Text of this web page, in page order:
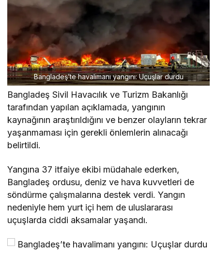
Bangladeş’te havalimanı yangını: Uçuşlar durdu
Bangladeş Sivil Havacılık ve Turizm Bakanlığı
tarafından yapılan açıklamada, yangının
kaynağının araştırıldığını ve benzer olayların tekrar
yaşanmaması için gerekli önlemlerin alınacağı
belirtildi.
Yangına 37 itfaiye ekibi müdahale ederken,
Bangladeş ordusu, deniz ve hava kuvvetleri de
söndürme çalışmalarına destek verdi. Yangın
nedeniyle hem yurt içi hem de uluslararası
uçuşlarda ciddi aksamalar yaşandı.